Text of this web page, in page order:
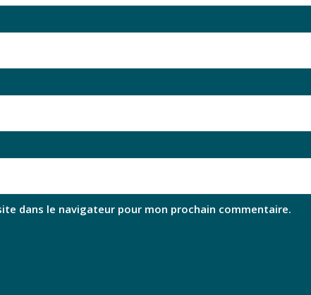
dans le navigateur pour mon prochain commentaire.